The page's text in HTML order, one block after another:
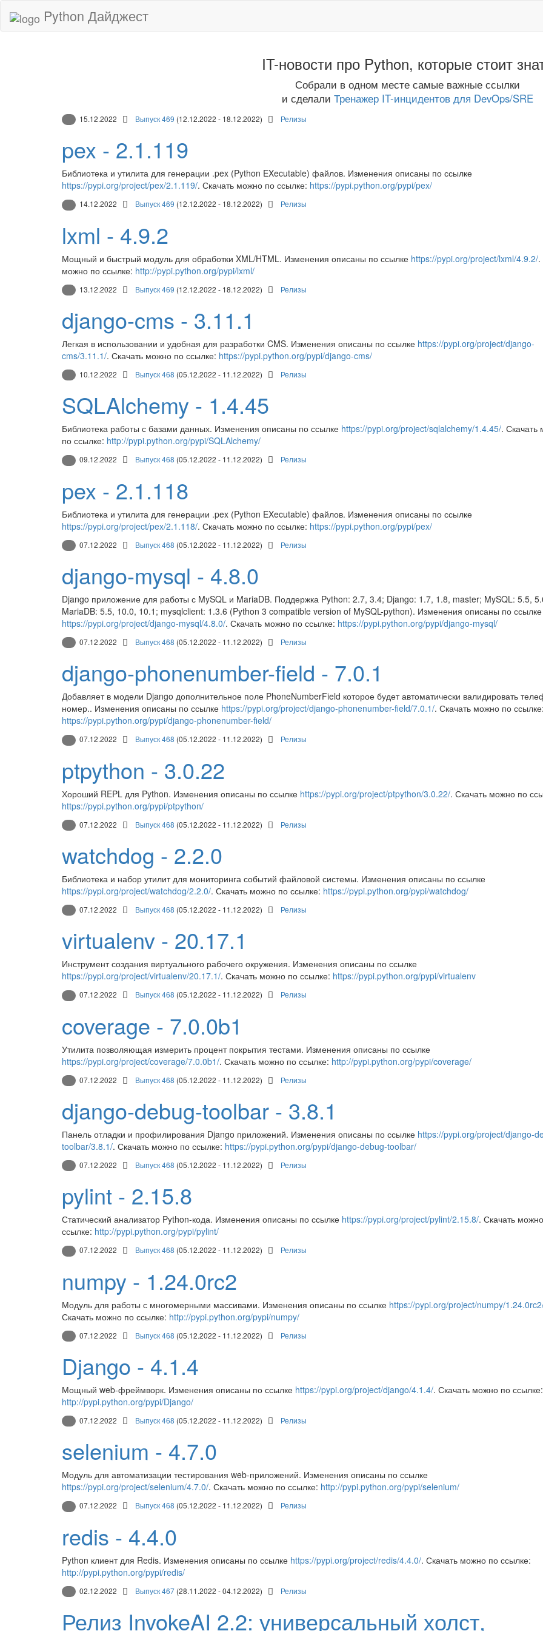
Python Дайджест
IT-новости про Python, которые стоит
Собрали в одном месте самые важные ссылки
и сделали Тренажер IT-инцидентов для DevOps/SRE
15.12.2022 Выпуск 469 (12.12.2022 - 18.12.2022) Релизы
pex - 2.1.119
Библиотека и утилита для генерации .pex (Python EXecutable) файлов. Изменения описаны по ссылке
https://pypi.org/project/pex/2.1.119/. Скачать можно по ссылке: https://pypi.python.org/pypi/pex/
14.12.2022 Выпуск 469 (12.12.2022 - 18.12.2022) Релизы
lxml - 4.9.2
Мощный и быстрый модуль для обработки XML/HTML. Изменения описаны по ссылке https://pypi.org/project/lxml/4.9.2/.
можно по ссылке: http://pypi.python.org/pypi/lxml/
13.12.2022 Выпуск 469 (12.12.2022 - 18.12.2022) Релизы
django-cms - 3.11.1
Легкая в использовании и удобная для разработки CMS. Изменения описаны по ссылке https://pypi.org/project/django-
cms/3.11.1/. Скачать можно по ссылке: https://pypi.python.org/pypi/django-cms/
10.12.2022 Выпуск 468 (05.12.2022 - 11.12.2022) Релизы
SQLAlchemy - 1.4.45
Библиотека работы с базами данных. Изменения описаны по ссылке https://pypi.org/project/sqlalchemy/1.4.45/. Скачать
по ссылке: http://pypi.python.org/pypi/SQLAlchemy/
09.12.2022 Выпуск 468 (05.12.2022 - 11.12.2022) Релизы
pex - 2.1.118
Библиотека и утилита для генерации .pex (Python EXecutable) файлов. Изменения описаны по ссылке
https://pypi.org/project/pex/2.1.118/. Скачать можно по ссылке: https://pypi.python.org/pypi/pex/
07.12.2022 Выпуск 468 (05.12.2022 - 11.12.2022) Релизы
django-mysql - 4.8.0
Django приложение для работы с MySQL и MariaDB. Поддержка Python: 2.7, 3.4; Django: 1.7, 1.8, master; MySQL: 5.5,
MariaDB: 5.5, 10.0, 10.1; mysqlclient: 1.3.6 (Python 3 compatible version of MySQL-python). Изменения описаны по ссылке
https://pypi.org/project/django-mysql/4.8.0/. Скачать можно по ссылке: https://pypi.python.org/pypi/django-mysql/
07.12.2022 Выпуск 468 (05.12.2022 - 11.12.2022) Релизы
django-phonenumber-field - 7.0.1
Добавляет в модели Django дополнительное поле PhoneNumberField которое будет автоматически валидировать
номер.. Изменения описаны по ссылке https://pypi.org/project/django-phonenumber-field/7.0.1/. Скачать можно по ссылке:
https://pypi.python.org/pypi/django-phonenumber-field/
07.12.2022 Выпуск 468 (05.12.2022 - 11.12.2022) Релизы
ptpython - 3.0.22
Хороший REPL для Python. Изменения описаны по ссылке https://pypi.org/project/ptpython/3.0.22/. Скачать можно по
https://pypi.python.org/pypi/ptpython/
07.12.2022 Выпуск 468 (05.12.2022 - 11.12.2022) Релизы
watchdog - 2.2.0
Библиотека и набор утилит для мониторинга событий файловой системы. Изменения описаны по ссылке
https://pypi.org/project/watchdog/2.2.0/. Скачать можно по ссылке: https://pypi.python.org/pypi/watchdog/
07.12.2022 Выпуск 468 (05.12.2022 - 11.12.2022) Релизы
virtualenv - 20.17.1
Инструмент создания виртуального рабочего окружения. Изменения описаны по ссылке
https://pypi.org/project/virtualenv/20.17.1/. Скачать можно по ссылке: https://pypi.python.org/pypi/virtualenv
07.12.2022 Выпуск 468 (05.12.2022 - 11.12.2022) Релизы
coverage - 7.0.0b1
Утилита позволяющая измерить процент покрытия тестами. Изменения описаны по ссылке
https://pypi.org/project/coverage/7.0.0b1/. Скачать можно по ссылке: http://pypi.python.org/pypi/coverage/
07.12.2022 Выпуск 468 (05.12.2022 - 11.12.2022) Релизы
django-debug-toolbar - 3.8.1
Панель отладки и профилирования Django приложений. Изменения описаны по ссылке https://pypi.org/project/django-
toolbar/3.8.1/. Скачать можно по ссылке: https://pypi.python.org/pypi/django-debug-toolbar/
07.12.2022 Выпуск 468 (05.12.2022 - 11.12.2022) Релизы
pylint - 2.15.8
Статический анализатор Python-кода. Изменения описаны по ссылке https://pypi.org/project/pylint/2.15.8/. Скачать
ссылке: http://pypi.python.org/pypi/pylint/
07.12.2022 Выпуск 468 (05.12.2022 - 11.12.2022) Релизы
numpy - 1.24.0rc2
Модуль для работы с многомерными массивами. Изменения описаны по ссылке https://pypi.org/project/numpy/
Скачать можно по ссылке: http://pypi.python.org/pypi/numpy/
07.12.2022 Выпуск 468 (05.12.2022 - 11.12.2022) Релизы
Django - 4.1.4
Мощный web-фреймворк. Изменения описаны по ссылке https://pypi.org/project/django/4.1.4/. Скачать можно по ссылке:
http://pypi.python.org/pypi/Django/
07.12.2022 Выпуск 468 (05.12.2022 - 11.12.2022) Релизы
selenium - 4.7.0
Модуль для автоматизации тестирования web-приложений. Изменения описаны по ссылке
https://pypi.org/project/selenium/4.7.0/. Скачать можно по ссылке: http://pypi.python.org/pypi/selenium/
07.12.2022 Выпуск 468 (05.12.2022 - 11.12.2022) Релизы
redis - 4.4.0
Python клиент для Redis. Изменения описаны по ссылке https://pypi.org/project/redis/4.4.0/. Скачать можно по ссылке:
http://pypi.python.org/pypi/redis/
02.12.2022 Выпуск 467 (28.11.2022 - 04.12.2022) Релизы
Релиз InvokeAI 2.2: универсальный холст,